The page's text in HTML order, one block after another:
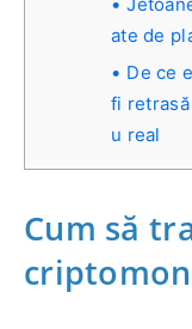
ate de
De ce
fi
u real
Cum să